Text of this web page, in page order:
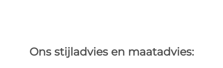
Ons stijladvies en maatadvies: